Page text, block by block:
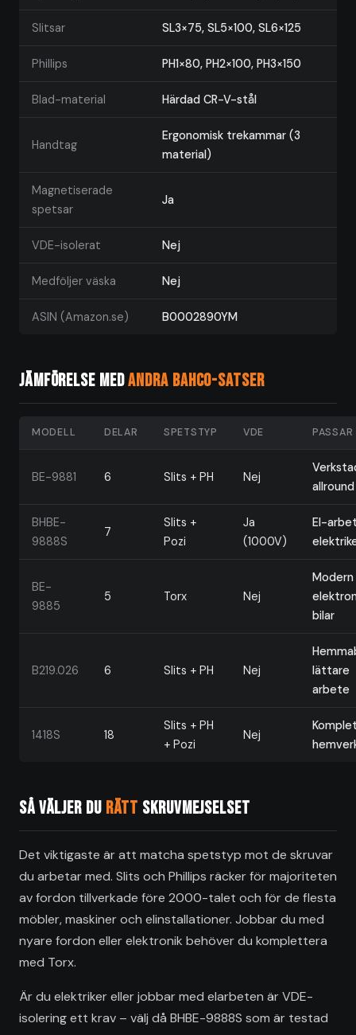
Slitsar SL3×75, SL5×100, SL6×125
Phillips PH1×80, PH2×100, PH3×150
Blad-material Härdad CR-V-stål
Handtag
Ergonomisk trekammar (3
material)
Magnetiserade
spetsar
Ja
VDE-isolerat Nej
Medföljer väska Nej
ASIN (Amazon.se) B0002890YM
Jämförelse medandra Bahco-satser
MODELL DELAR SPETSTYP VDE
BE-9881 6 Slits + PH Nej
allround
BHBE-
9888S
7
Slits +
Pozi
Ja
(1000V)
El-
BE-
9885
5 Torx Nej
Modern
bilar
B219.026 6 Slits + PH Nej
lättare
arbete
1418S 18
Slits + PH
+ Pozi
Nej
Så väljer du rätt skruvmejselset
Det viktigaste är att matcha spetstyp mot de skruvar
du arbetar med. Slits och Phillips räcker för majoriteten
av fordon tillverkade före 2000-talet och för de flesta
möbler, maskiner och elinstallationer. Jobbar du med
nyare fordon eller elektronik behöver du komplettera
med Torx.
Är du elektriker eller jobbar med elarbeten är VDE-
isolering ett krav – välj då BHBE-9888S som är testad